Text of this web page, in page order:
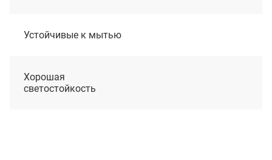
Устойчивые к мытью
Хорошая
светостойкость